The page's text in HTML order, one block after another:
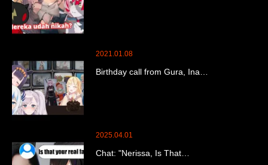
2021.01.08
Birthday call from Gura, Ina…
2025.04.01
Chat: "Nerissa, Is That…